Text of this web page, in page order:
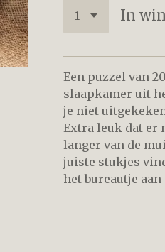
In
Een puzzel van
slaapkamer uit
je niet
Extra leuk dat er
langer van de
juiste stukjes
het bureautje